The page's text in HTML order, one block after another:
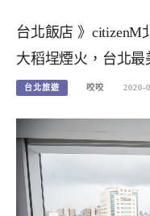
台北飯店 》
大稻埕煙火，台北最
台北旅遊 咬咬 2020-